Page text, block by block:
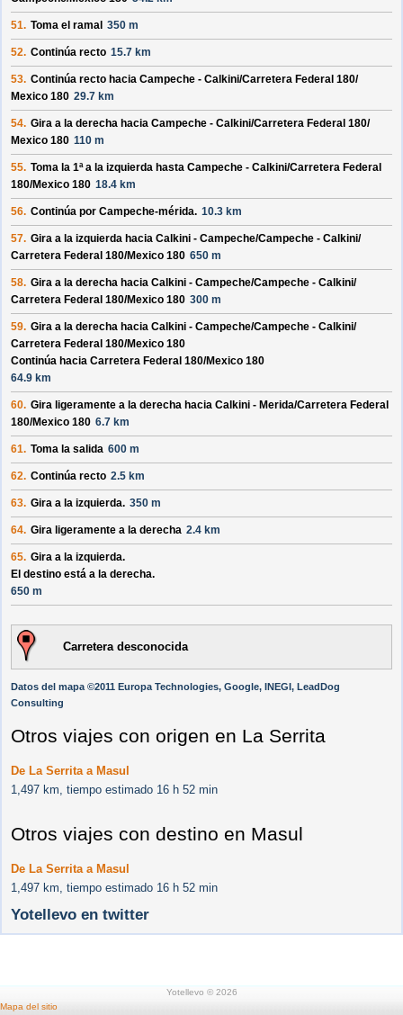
51. Toma el ramal 350 m
52. Continúa recto 15.7 km
53. Continúa recto hacia Campeche - Calkini/Carretera Federal 180/
Mexico 180 29.7 km
54. Gira a la derecha hacia Campeche - Calkini/Carretera Federal 180/
Mexico 180 110 m
55. Toma la 1ª a la izquierda hasta Campeche - Calkini/Carretera Federal
180/Mexico 180 18.4 km
56. Continúa por Campeche-mérida. 10.3 km
57. Gira a la izquierda hacia Calkini - Campeche/Campeche - Calkini/
Carretera Federal 180/Mexico 180 650 m
58. Gira a la derecha hacia Calkini - Campeche/Campeche - Calkini/
Carretera Federal 180/Mexico 180 300 m
59. Gira a la derecha hacia Calkini - Campeche/Campeche - Calkini/
Carretera Federal 180/Mexico 180
Continúa hacia Carretera Federal 180/Mexico 180
64.9 km
60. Gira ligeramente a la derecha hacia Calkini - Merida/Carretera Federal
180/Mexico 180 6.7 km
61. Toma la salida 600 m
62. Continúa recto 2.5 km
63. Gira a la izquierda. 350 m
64. Gira ligeramente a la derecha 2.4 km
65. Gira a la izquierda.
El destino está a la derecha.
650 m
Carretera desconocida
Datos del mapa ©2011 Europa Technologies, Google, INEGI, LeadDog
Consulting
Otros viajes con origen en La Serrita
De La Serrita a Masul
1,497 km, tiempo estimado 16 h 52 min
Otros viajes con destino en Masul
De La Serrita a Masul
1,497 km, tiempo estimado 16 h 52 min
Yotellevo en twitter
Yotellevo © 2026
Mapa del sitio